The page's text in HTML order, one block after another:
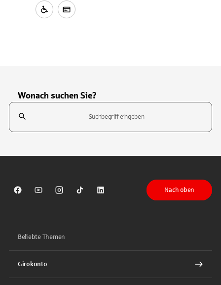
Wonach suchen Sie?
Suchfeld
Sparkasse auf Facebook
Sparkasse auf Youtube
Sparkasse auf Instagram
Sparkasse auf TikTok
Sparkasse auf LinkedIn
Nach oben
Beliebte Themen
Girokonto